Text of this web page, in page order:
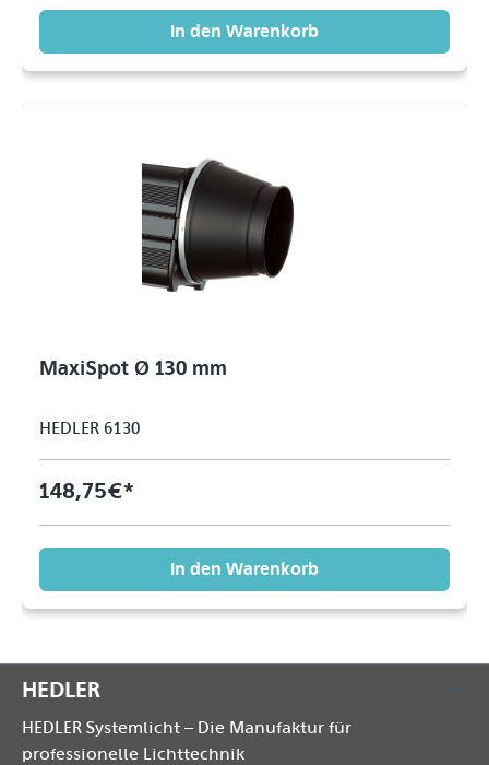
In den Warenkorb
MaxiSpot Ø 130 mm
HEDLER 6130
148,75 €*
In den Warenkorb
HEDLER
HEDLER Systemlicht – Die Manufaktur für
professionelle Lichttechnik